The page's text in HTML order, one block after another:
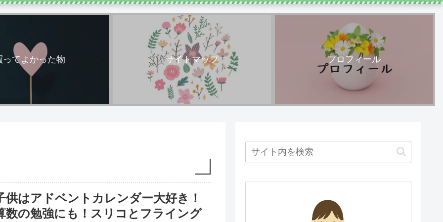
ってよかった物 サイトマップ プロフィール
供はアドベントカレンダー大好き！
数の勉強にも！スリコとフライング